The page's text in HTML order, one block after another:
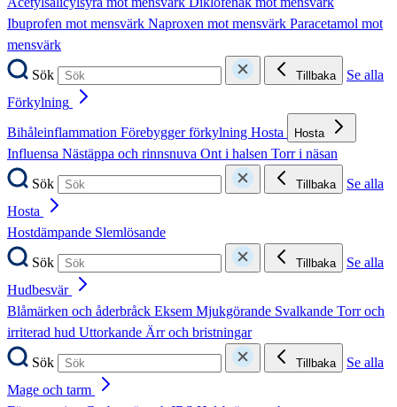
Ibuprofen mot mensvärk Naproxen mot mensvärk Paracetamol mot
mensvärk
Sök
Tillbaka
Se alla
Förkylning
Bihåleinflammation Förebygger förkylning Hosta Hosta
Influensa Nästäppa och rinnsnuva Ont i halsen Torr i näsan
Sök
Tillbaka
Se alla
Hosta
Hostdämpande Slemlösande
Sök
Tillbaka
Se alla
Hudbesvär
Blåmärken och åderbråck Eksem Mjukgörande Svalkande Torr och
irriterad hud Uttorkande Ärr och bristningar
Sök
Tillbaka
Se alla
Mage och tarm